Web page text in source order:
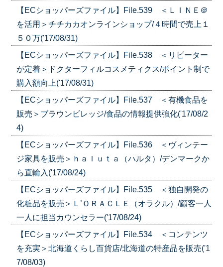
【ECショッパーズファイル】File.539 ＜ＬＩＮＥ＠
を活用＞チチカカオンラインショップ/４時間で売上１
５０万('17/08/31)
【ECショッパーズファイル】File.538 ＜リピーター
が定着＞ドクターフィルコスメティクス/ポイント制で
購入額向上('17/08/31)
【ECショッパーズファイル】File.537 ＜有機食品を
販売＞ブラウンビレッジ/食品の情報提供強化('17/08/2
4)
【ECショッパーズファイル】File.536 ＜ヴィンテー
ジ家具を販売＞ｈａｌｕｔａ（ハルタ）/デンマークか
ら直輸入('17/08/24)
【ECショッパーズファイル】File.535 ＜独自開発の
化粧品を販売＞Ｌ’ＯＲＡＣＬＥ（オラクル）/顧客一人
一人に担当カウンセラー('17/08/24)
【ECショッパーズファイル】File.534 ＜コンテンツ
を充実＞北海道くらし百貨店/北海道の特産品を販売('1
7/08/03)